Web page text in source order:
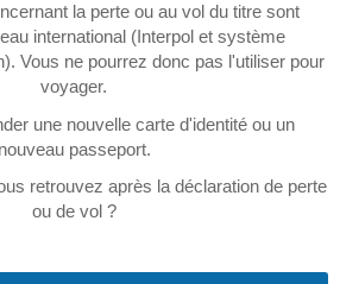
la perte ou au vol du titre sont
international (Interpol et système
Vous ne pourrez donc pas l'utiliser pour
voyager.
une nouvelle carte d'identité ou un
nouveau passeport.
retrouvez après la déclaration de perte
ou de vol ?